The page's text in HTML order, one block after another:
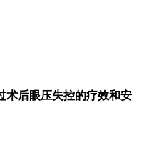
术后眼压失控的疗效和安